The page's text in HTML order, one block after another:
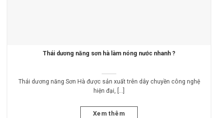
Thái dương năng sơn hà làm nóng nước nhanh ?
Thái dương năng Sơn Hà được sản xuất trên dây chuyền công nghệ
hiện đại, [...]
Xem thêm